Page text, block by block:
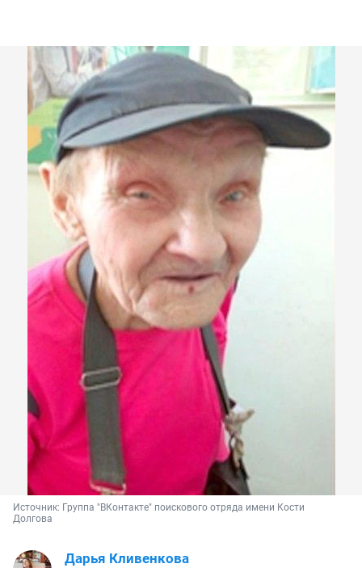
Источник: Группа "ВКонтакте" поискового отряда имени Кости
Долгова
Дарья Кливенкова